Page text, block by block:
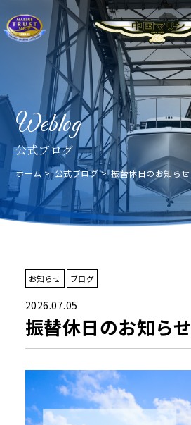
公式ブログ
Weblog
ホーム 公式ブログ 振替休日のお知らせ
お知らせ ブログ
2026.07.05
振替休日のお知らせ